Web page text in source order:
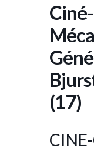
(17)